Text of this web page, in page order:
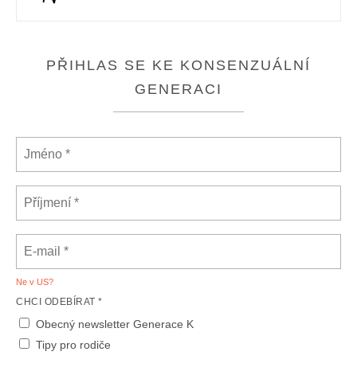
PŘIHLAS SE KE KONSENZUÁLNÍ
GENERACI
Ne v US?
CHCI ODEBÍRAT *
Obecný newsletter Generace K
Tipy pro rodiče